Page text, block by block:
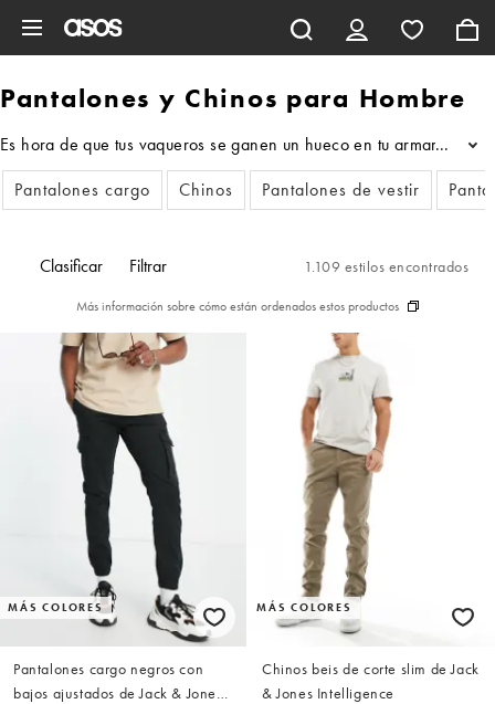
Pantalones y Chinos para Hombre
Es hora de que tus vaqueros se ganen un hueco en tu armario.
...
Pantalones cargo
Chinos Pantalones de vestir
Clasificar Filtrar 1.109 estilos encontrados
Más información sobre cómo están ordenados estos productos
MÁS COLORES
Pantalones cargo negros con
bajos ajustados de Jack & Jones
MÁS COLORES
Chinos beis de corte slim de Jack
& Jones Intelligence